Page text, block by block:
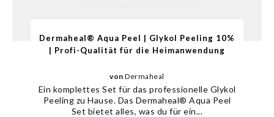
Dermaheal® Aqua Peel | Glykol Peeling 10%
| Profi-Qualität für die Heimanwendung
vonDermaheal
Ein komplettes Set für das professionelle Glykol
Peeling zu Hause. Das Dermaheal® Aqua Peel
Set bietet alles, was du für ein...